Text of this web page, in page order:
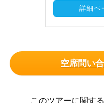
詳細ペ
空席問い
このツアーに関す